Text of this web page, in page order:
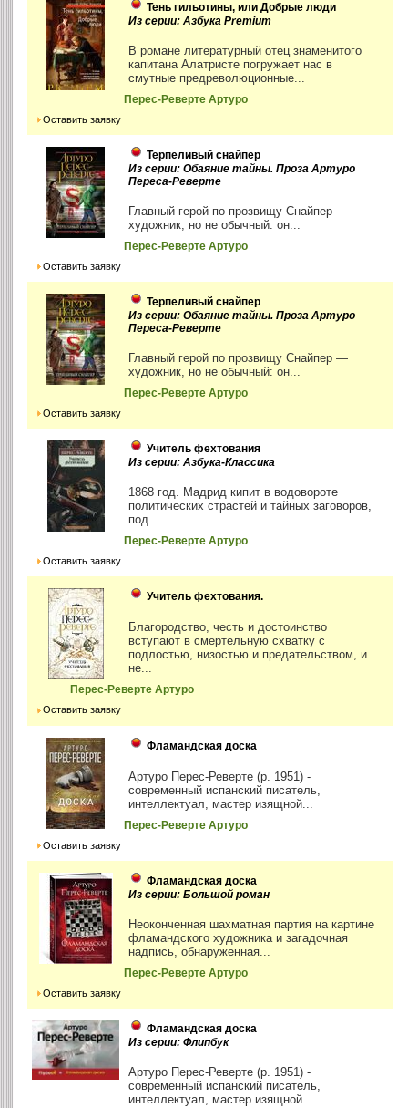
Тень гильотины, или Добрые люди
Из серии: Азбука Premium
В романе литературный отец знаменитого
капитана Алатристе погружает нас в
смутные предреволюционные...
Перес-Реверте Артуро
Оставить заявку
Терпеливый снайпер
Из серии: Обаяние тайны. Проза Артуро
Переса-Реверте
Главный герой по прозвищу Снайпер —
художник, но не обычный: он...
Перес-Реверте Артуро
Оставить заявку
Терпеливый снайпер
Из серии: Обаяние тайны. Проза Артуро
Переса-Реверте
Главный герой по прозвищу Снайпер —
художник, но не обычный: он...
Перес-Реверте Артуро
Оставить заявку
Учитель фехтования
Из серии: Азбука-Классика
1868 год. Мадрид кипит в водовороте
политических страстей и тайных заговоров,
под...
Перес-Реверте Артуро
Оставить заявку
Учитель фехтования.
Благородство, честь и достоинство
вступают в смертельную схватку с
подлостью, низостью и предательством, и
не...
Перес-Реверте Артуро
Оставить заявку
Фламандская доска
Артуро Перес-Реверте (р. 1951) -
современный испанский писатель,
интеллектуал, мастер изящной...
Перес-Реверте Артуро
Оставить заявку
Фламандская доска
Из серии: Большой роман
Неоконченная шахматная партия на картине
фламандского художника и загадочная
надпись, обнаруженная...
Перес-Реверте Артуро
Оставить заявку
Фламандская доска
Из серии: Флипбук
Артуро Перес-Реверте (р. 1951) -
современный испанский писатель,
интеллектуал, мастер изящной...